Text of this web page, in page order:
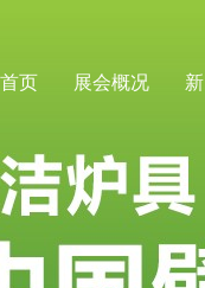
首页 展会概况